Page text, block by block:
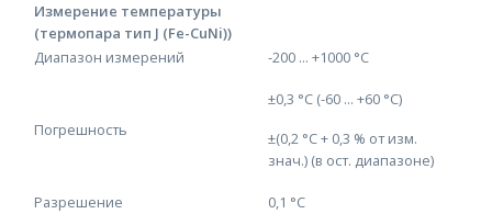
Измерение температуры
(термопара тип J (Fe-CuNi))
Диапазон измерений
-200 ... +1000 °C
Погрешность
±0,3 °C (-60 ... +60 °C)
±(0,2 °C + 0,3 % от изм.
знач.) (в ост. диапазоне)
Разрешение 0,1 °C